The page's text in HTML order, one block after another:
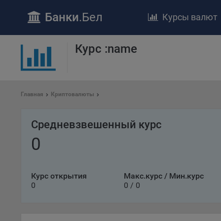
Банки.Бел Курсы валют
Курс :name
Главная Криптовалюты
Средневзвешенный курс
0
Курс открытия
0
Макс.курс / Мин.курс
0 / 0